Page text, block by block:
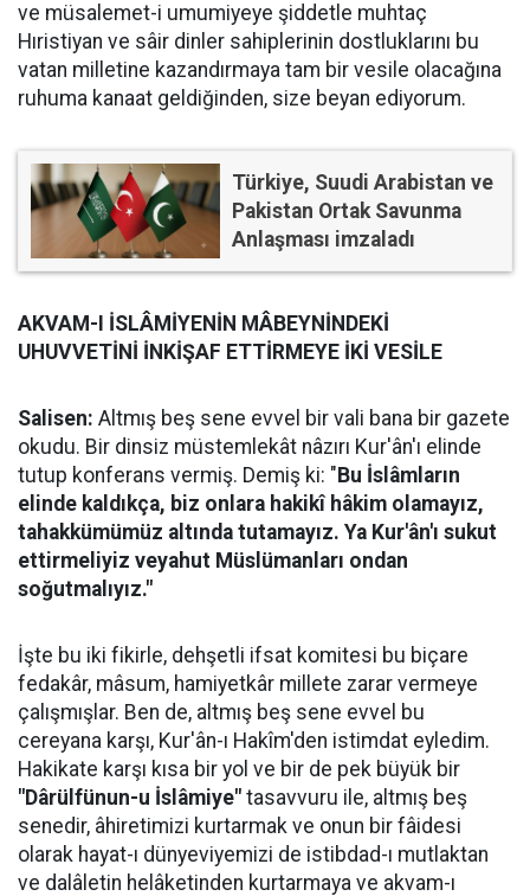
ve müsalemet-i umumiyeye şiddetle muhtaç
Hıristiyan ve sâir dinler sahiplerinin dostluklarını bu
vatan milletine kazandırmaya tam bir vesile olacağına
ruhuma kanaat geldiğinden, size beyan ediyorum.
Türkiye, Suudi Arabistan ve
Pakistan Ortak Savunma
Anlaşması imzaladı
AKVAM-I İSLÂMİYENİN MÂBEYNİNDEKİ
UHUVVETİNİ İNKİŞAF ETTİRMEYE İKİ VESİLE
Salisen: Altmış beş sene evvel bir vali bana bir gazete
okudu. Bir dinsiz müstemlekât nâzırı Kur'ân'ı elinde
tutup konferans vermiş. Demiş ki: " Bu İslâmların
elinde kaldıkça, biz onlara hakikî hâkim olamayız,
tahakkümümüz altında tutamayız. Ya Kur'ân'ı sukut
ettirmeliyiz veyahut Müslümanları ondan
soğutmalıyız."
İşte bu iki fikirle, dehşetli ifsat komitesi bu biçare
fedakâr, mâsum, hamiyetkâr millete zarar vermeye
çalışmışlar. Ben de, altmış beş sene evvel bu
cereyana karşı, Kur'ân-ı Hakîm'den istimdat eyledim.
Hakikate karşı kısa bir yol ve bir de pek büyük bir
"Dârülfünun-u İslâmiye" tasavvuru ile, altmış beş
senedir, âhiretimizi kurtarmak ve onun bir fâidesi
olarak hayat-ı dünyeviyemizi de istibdad-ı mutlaktan
ve dalâletin helâketinden kurtarmaya ve akvam-ı